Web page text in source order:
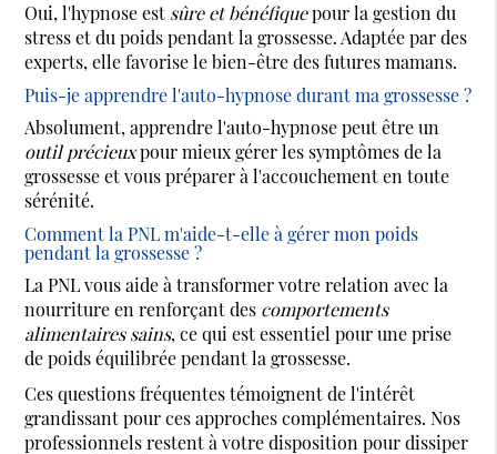
Oui, l'hypnose est sûre et bénéfiquepour la gestion du
stress et du poids pendant la grossesse. Adaptée par des
experts, elle favorise le bien-être des futures mamans.
Puis-je apprendre l'auto-hypnose durant ma grossesse ?
Absolument, apprendre l'auto-hypnose peut être un
outil précieuxpour mieux gérer les symptômes de la
grossesse et vous préparer à l'accouchement en toute
sérénité.
Comment la PNL m'aide-t-elle à gérer mon poids
pendant la grossesse ?
La PNL vous aide à transformer votre relation avec la
nourriture en renforçant des comportements
alimentaires sains, ce qui est essentiel pour une prise
de poids équilibrée pendant la grossesse.
Ces questions fréquentes témoignent de l'intérêt
grandissant pour ces approches complémentaires. Nos
professionnels restent à votre disposition pour dissiper